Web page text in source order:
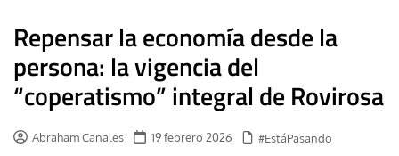
Repensar la economía desde la
persona: la vigencia del
“coperatismo” integral de Rovirosa
Abraham Canales 19 febrero 2026 #EstáPasando